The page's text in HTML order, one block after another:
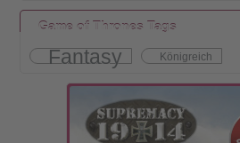
Game of Thrones Tags
Fantasy Königreich